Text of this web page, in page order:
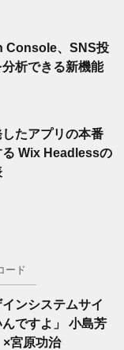
Console、SNS投
析できる新機能
たアプリの本番
Wix Headlessの
ード
インシステムサイ
んですよ」 小島芳
宮原功治